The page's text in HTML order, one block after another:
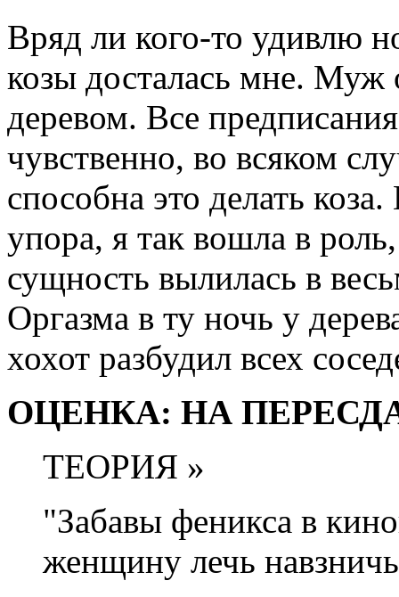
Вряд ли кого-то удивлю
козы досталась мне. Муж
деревом. Все
чувственно, во всяком
способна это делать
упора, я так вошла в
сущность вылилась в
Оргазма в ту ночь у
хохот разбудил всех
ОЦЕНКА: НА
ТЕОРИЯ »
"Забавы феникса в
женщину лечь